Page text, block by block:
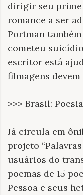
dirigir seu
romance a ser
Portman
cometeu
escritor está
filmagens
>>> Brasil:
Já circula em
projeto “Palavras
usuários do
poemas de 15
Pessoa e seus